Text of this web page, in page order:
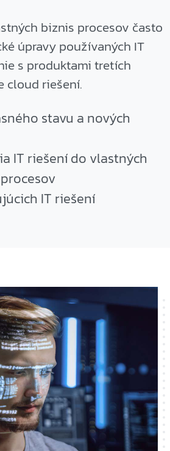
biznis procesov často
úpravy používaných IT
s produktami tretích
cloud riešení.
stavu a nových
IT riešení do vlastných
IT riešení